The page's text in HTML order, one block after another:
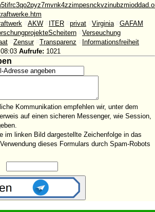
AKW ITER privat Virginia
GAFAM
Verseuchung
Zensur Transparenz
Informationsfreiheit
Aufrufe: 1021
Kommunikation empfehlen wir, unter dem
auf einen sicheren Messenger, wie Session,
im linken Bild dargestellte Zeichenfolge in das
dieses Formulars durch Spam-Robots